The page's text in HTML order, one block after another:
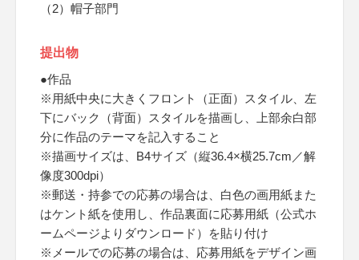
（2）帽子部門
提出物
●作品
※用紙中央に大きくフロント（正面）スタイル、左
下にバック（背面）スタイルを描画し、上部余白部
分に作品のテーマを記入すること
※描画サイズは、B4サイズ（縦36.4×横25.7cm／解
像度300dpi）
※郵送・持参での応募の場合は、白色の画用紙また
はケント紙を使用し、作品裏面に応募用紙（公式ホ
ームページよりダウンロード）を貼り付け
※メールでの応募の場合は、応募用紙をデザイン画